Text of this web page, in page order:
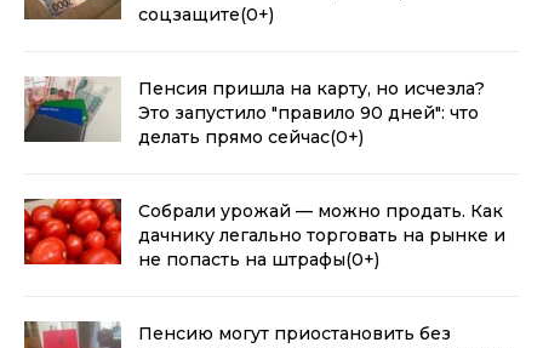
соцзащите(0+)
Пенсия пришла на карту, но исчезла?
Это запустило "правило 90 дней": что
делать прямо сейчас(0+)
Собрали урожай — можно продать. Как
дачнику легально торговать на рынке и
не попасть на штрафы(0+)
Пенсию могут приостановить без